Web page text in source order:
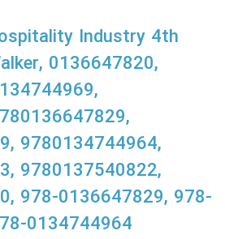
Industry 4th
0136647820,
9780134744964,
9780137540822,
978-0136647829, 978-
0134744964